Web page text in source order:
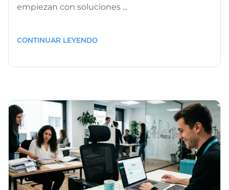
empiezan con soluciones ...
CONTINUAR LEYENDO